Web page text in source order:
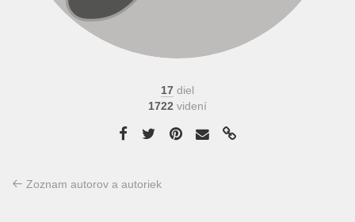
17 diel
1722 videní
Zoznam autorov a autoriek